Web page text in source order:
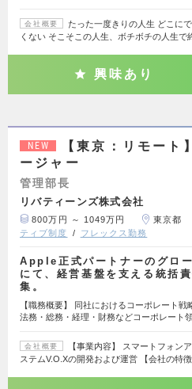
会社概要
たった一度きりの人生 どこに
くない そこそこの人生、ボチボチの人生で
興味あり
NEW
【東京：リモート
ージャー
管理部長
リバティーンズ株式会社
800万円 ～ 1049万円 東京都
ティブ制度
フレックス勤務
Apple正式パートナーのグロ
にて、経営基盤を支える統括
集。
【職務概要】 同社におけるコーポレート
法務・総務・経理・財務などコーポレート
会社概要
【事業内容】 スマートフォン
ステムV.O.Xの開発および運営 【会社の特